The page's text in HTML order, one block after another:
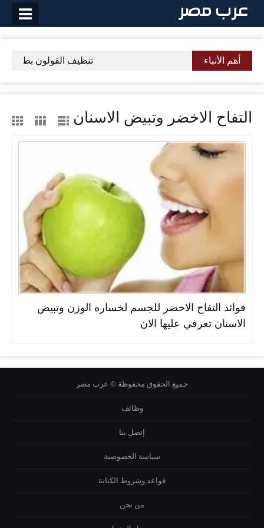
التخطي
أهم الأنباء تنظيف القولون
التفاح الاخضر وتبيض الاسنان
فوائد التفاح الاخضر للجسم لخساره الوزن وتبيض
الاسنان تعرفي عليها الان
جميع الحقوق محفوظة © عرب مصر
وظائف
إتصل بنا
سياسة الخصوصية
قواعد وشروط الكتابة
من نحن